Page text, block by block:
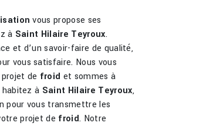
vous propose ses
à Saint Hilaire Teyroux.
et d’un savoir-faire de qualité,
vous satisfaire. Nous vous
de froid et sommes à
habitez à Saint Hilaire Teyroux,
pour vous transmettre les
projet de froid. Notre